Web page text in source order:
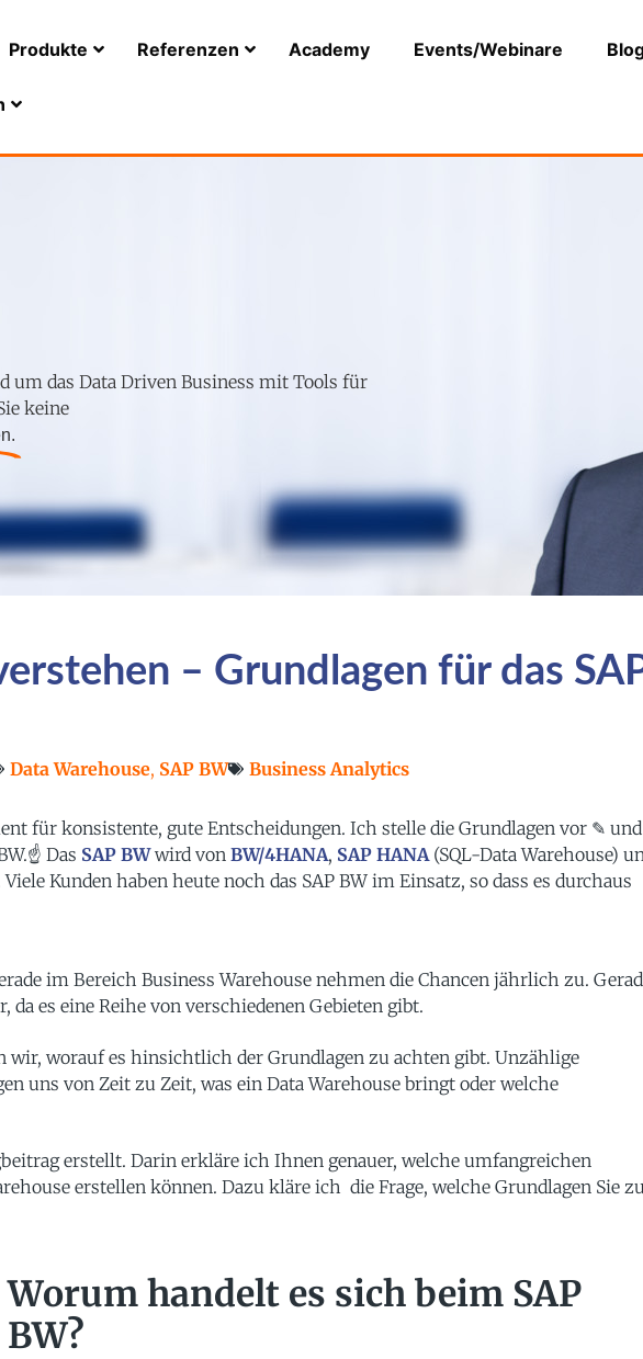
Produkte Referenzen Academy Events/Webinare
um das Data Driven Business mit Tools für
keine
– Grundlagen für das
Data Warehouse, SAP BW Business Analytics
für konsistente, gute Entscheidungen. Ich stelle die Grundlagen vor ✎ und
Das SAP BWwird von BW/4HANA, SAP HANA(SQL-Data Warehouse)
Kunden haben heute noch das SAP BW im Einsatz, so dass es durchaus
im Bereich Business Warehouse nehmen die Chancen jährlich zu.
es eine Reihe von verschiedenen Gebieten gibt.
wir, worauf es hinsichtlich der Grundlagen zu achten gibt. Unzählige
uns von Zeit zu Zeit, was ein Data Warehouse bringt oder welche
erstellt. Darin erkläre ich Ihnen genauer, welche umfangreichen
erstellen können. Dazu kläre ich die Frage, welche Grundlagen Sie
Worum handelt es sich beim SAP
BW?